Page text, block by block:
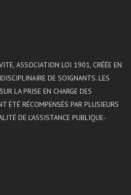
ASSOCIATION LOI 1901, CRÉÉE EN
DE SOIGNANTS. LES
LA PRISE EN CHARGE DES
ÉTÉ RÉCOMPENSÉS PAR PLUSIEURS
DE L’ASSISTANCE PUBLIQUE-